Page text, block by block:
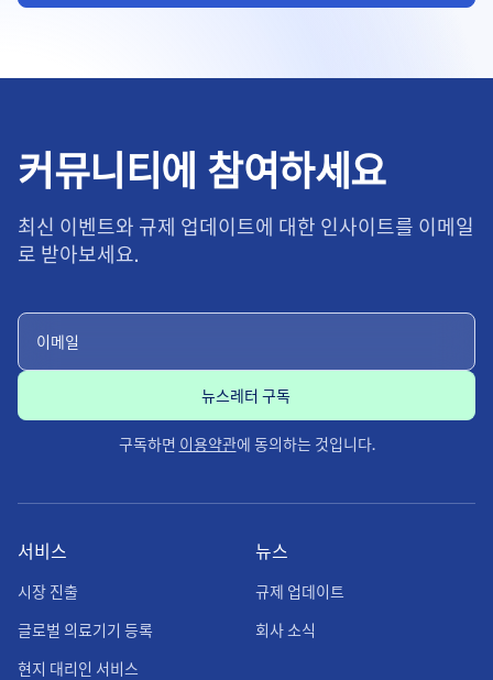
커뮤니티에 참여하세요
최신 이벤트와 규제 업데이트에 대한 인사이트를 이메일
로 받아보세요.
구독하면 이용약관에 동의하는 것입니다.
뉴스
규제 업데이트
회사 소식
서비스
시장 진출
글로벌 의료기기 등록
현지 대리인 서비스